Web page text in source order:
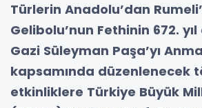
Türlerin Anadolu’dan
Gelibolu’nun Fethinin 672.
Gazi Süleyman Paşa’yı
kapsamında düzenlenecek
etkinliklere Türkiye Büyük